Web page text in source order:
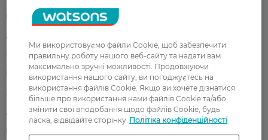
Парфуми
Акції
Обличчя Тіло
Подарунки Діти
Волосся
Аксесуари Дерматокосметика
Ми використовуємо файли Cookie, щоб забезпечити
правильну роботу нашого веб-сайту та надати вам
максимально зручні можливості. Продовжуючи
використання нашого сайту, ви погоджуєтесь на
використання файлів Cookie. Якщо ви хочете дізнатися
більше про використання нами файлів Cookie та/або
змінити свої вподобання щодо файлів Cookie, будь
ласка, відвідайте сторінку Політіка конфіденційності